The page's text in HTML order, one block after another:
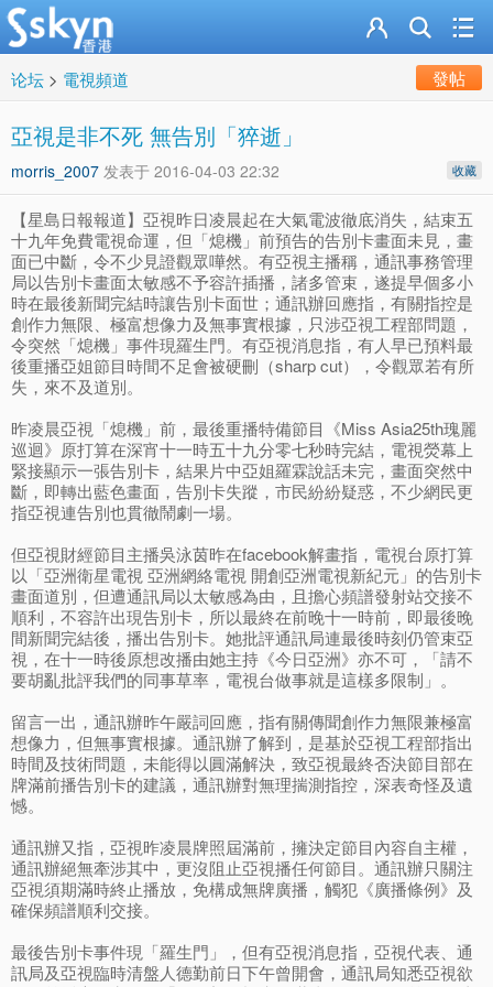
论坛 > 電視頻道 發帖
亞視是非不死 無告別「猝逝」
收藏
morris_2007 发表于 2016-04-03 22:32
【星島日報報道】亞視昨日凌晨起在大氣電波徹底消失，結束五
十九年免費電視命運，但「熄機」前預告的告別卡畫面未見，畫
面已中斷，令不少見證觀眾嘩然。有亞視主播稱，通訊事務管理
局以告別卡畫面太敏感不予容許插播，諸多管束，遂提早個多小
時在最後新聞完結時讓告別卡面世；通訊辦回應指，有關指控是
創作力無限、極富想像力及無事實根據，只涉亞視工程部問題，
令突然「熄機」事件現羅生門。有亞視消息指，有人早已預料最
後重播亞姐節目時間不足會被硬刪（sharp cut），令觀眾若有所
失，來不及道別。
昨凌晨亞視「熄機」前，最後重播特備節目《Miss Asia25th瑰麗
巡迴》原打算在深宵十一時五十九分零七秒時完結，電視熒幕上
緊接顯示一張告別卡，結果片中亞姐羅霖說話未完，畫面突然中
斷，即轉出藍色畫面，告別卡失蹤，市民紛紛疑惑，不少網民更
指亞視連告別也貫徹鬧劇一場。
但亞視財經節目主播吳泳茵昨在facebook解畫指，電視台原打算
以「亞洲衛星電視 亞洲網絡電視 開創亞洲電視新紀元」的告別卡
畫面道別，但遭通訊局以太敏感為由，且擔心頻譜發射站交接不
順利，不容許出現告別卡，所以最終在前晚十一時前，即最後晚
間新聞完結後，播出告別卡。她批評通訊局連最後時刻仍管束亞
視，在十一時後原想改播由她主持《今日亞洲》亦不可，「請不
要胡亂批評我們的同事草率，電視台做事就是這樣多限制」。
留言一出，通訊辦昨午嚴詞回應，指有關傳聞創作力無限兼極富
想像力，但無事實根據。通訊辦了解到，是基於亞視工程部指出
時間及技術問題，未能得以圓滿解決，致亞視最終否決節目部在
牌滿前播告別卡的建議，通訊辦對無理揣測指控，深表奇怪及遺
憾。
通訊辦又指，亞視昨凌晨牌照屆滿前，擁決定節目內容自主權，
通訊辦絕無牽涉其中，更沒阻止亞視播任何節目。通訊辦只關注
亞視須期滿時終止播放，免構成無牌廣播，觸犯《廣播條例》及
確保頻譜順利交接。
最後告別卡事件現「羅生門」，但有亞視消息指，亞視代表、通
訊局及亞視臨時清盤人德勤前日下午曾開會，通訊局知悉亞視欲